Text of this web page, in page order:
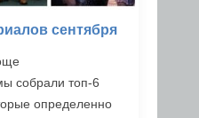
сентября
собрали топ-6
определенно